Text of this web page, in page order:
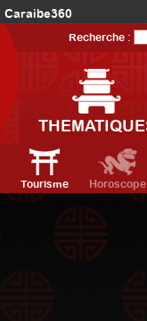
Caraibe360
AmériqueDuNord360
Recherche :
Tourisme Horoscope